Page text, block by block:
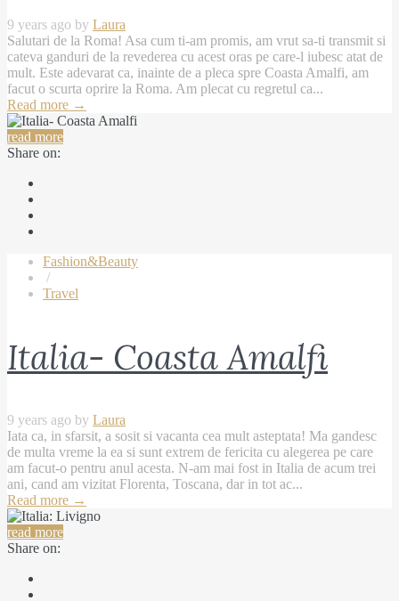
9 years ago by Laura
Salutari de la Roma! Asa cum ti-am promis, am vrut sa-ti transmit si
cateva ganduri de la revederea cu acest oras pe care-l iubesc atat de
mult. Este adevarat ca, inainte de a pleca spre Coasta Amalfi, am
facut o scurta oprire la Roma. Am plecat cu regretul ca...
Read more →
read more
Share on:
Fashion&Beauty
/
Travel
Italia- Coasta Amalfi
9 years ago by Laura
Iata ca, in sfarsit, a sosit si vacanta cea mult asteptata! Ma gandesc
de multa vreme la ea si sunt extrem de fericita cu alegerea pe care
am facut-o pentru anul acesta. N-am mai fost in Italia de acum trei
ani, cand am vizitat Florenta, Toscana, dar in tot ac...
Read more →
read more
Share on: